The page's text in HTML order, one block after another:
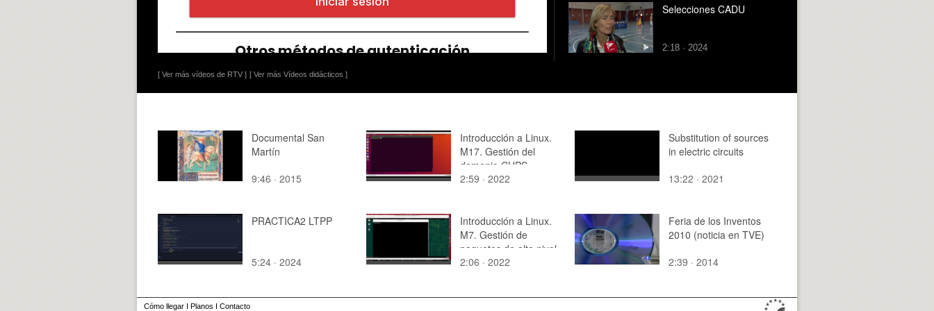
[ Ver más vídeos de RTV ] [ Ver más Vídeos didácticos ]
Selecciones CADU
2:18 · 2024
Documental San
Martín
9:46 · 2015
Introducción a Linux.
M17. Gestión del
demonio CUPS
2:59 · 2022
Substitution of sources
in electric circuits
13:22 · 2021
PRACTICA2 LTPP
5:24 · 2024
Introducción a Linux.
M7. Gestión de
paquetes de alto nivel
con zypper en
2:06 · 2022
Feria de los Inventos
2010 (noticia en TVE)
2:39 · 2014
Cómo llegar I Planos I Contacto